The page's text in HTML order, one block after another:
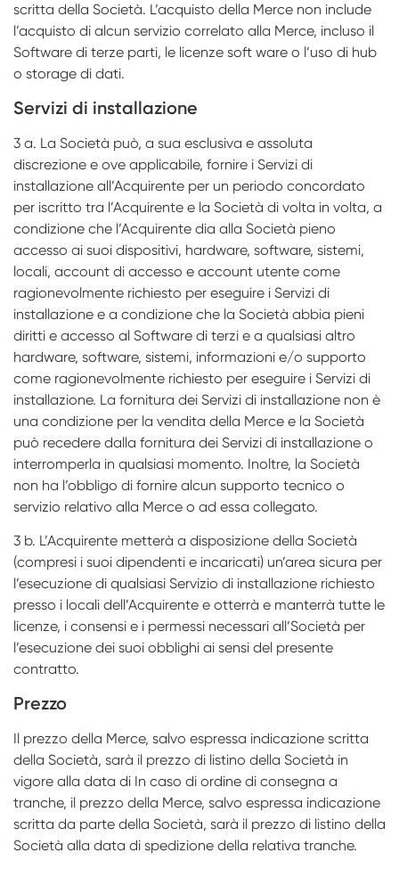
scritta della Società. L’acquisto della Merce non include
l’acquisto di alcun servizio correlato alla Merce, incluso il
Software di terze parti, le licenze soft­ ware o l’uso di hub
o storage di dati.
Servizi di installazione
3 a. La Società può, a sua esclusiva e assoluta
discrezione e ove applicabile, fornire i Servizi di
installazione all’Acquirente per un periodo concordato
per iscritto tra l’Acquirente e la Società di volta in volta, a
condizione che l’Acquirente dia alla Società pieno
accesso ai suoi dispositivi, hardware, software, sistemi,
locali, account di accesso e account utente come
ragionevolmente richiesto per eseguire i Servizi di
installazione e a condizione che la Società abbia pieni
diritti e accesso al Software di terzi e a qualsiasi altro
hardware, software, sistemi, informazioni e/o supporto
come ragionevolmente richiesto per eseguire i Servizi di
installazione. La fornitura dei Servizi di installazione non è
una condizione per la vendita della Merce e la Società
può recedere dalla fornitura dei Servizi di installazione o
interromperla in qualsiasi momento. Inoltre, la Società
non ha l’obbligo di fornire alcun supporto tecnico o
servizio relativo alla Merce o ad essa collegato.
3 b. L’Acquirente metterà a disposizione della Società
(compresi i suoi dipendenti e incaricati) un’area sicura per
l’esecuzione di qualsiasi Servizio di installazione richiesto
presso i locali dell’Acquirente e otterrà e manterrà tutte le
licenze, i consensi e i permessi necessari all’Società per
l’esecuzione dei suoi obblighi ai sensi del presente
contratto.
Prezzo
Il prezzo della Merce, salvo espressa indicazione scritta
della Società, sarà il prezzo di listino della Società in
vigore alla data di In caso di ordine di consegna a
tranche, il prezzo della Merce, salvo espressa indicazione
scritta da parte della Società, sarà il prezzo di listino della
Società alla data di spedizione della relativa tranche.